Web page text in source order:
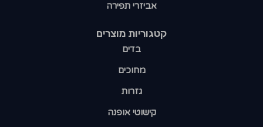
קטגוריות מוצרים​
בדים
מחוכים
גזרות
קישוטי אופנה
אביזרי תפירה